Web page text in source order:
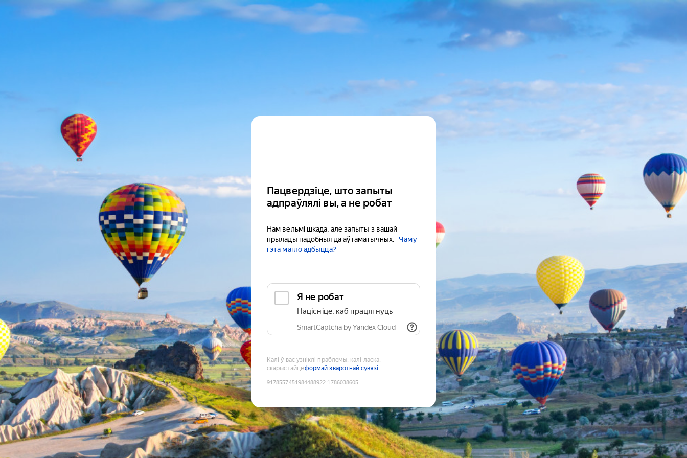
Пацвердзіце, што запыты
адпраўлялі вы, а не робат
Нам вельмі шкада, але запыты з вашай
прылады падобныя да аўтаматычных.
Чаму
гэта магло адбыцца?
Я не робат
Націсніце, каб працягнуць
SmartCaptcha by Yandex Cloud
Калі ў вас узніклі праблемы, калі ласка,
скарыстайцеформай зваротнай сувязі
9178557451984488922:1786038605